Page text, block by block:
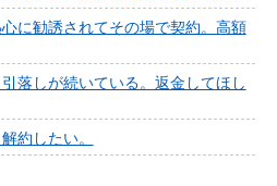
に勧誘されてその場で契約。高額
落しが続いている。返金してほし
約したい。